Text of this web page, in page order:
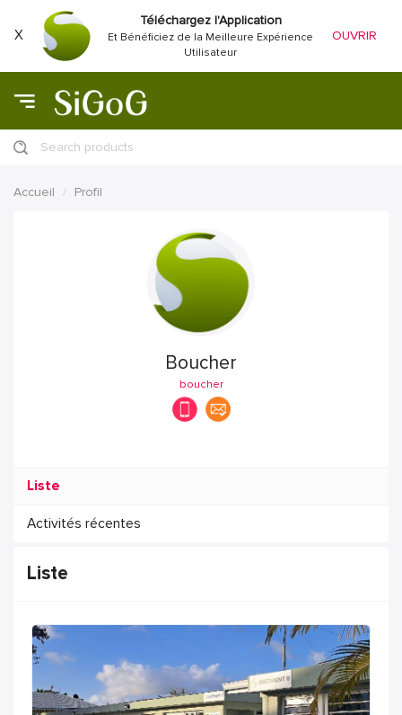
X
Téléchargez l'Application
Et Bénéficiez de la Meilleure Expérience
Utilisateur
OUVRIR
Search products
Accueil Profil
Boucher
boucher
Liste
Activités récentes
Liste